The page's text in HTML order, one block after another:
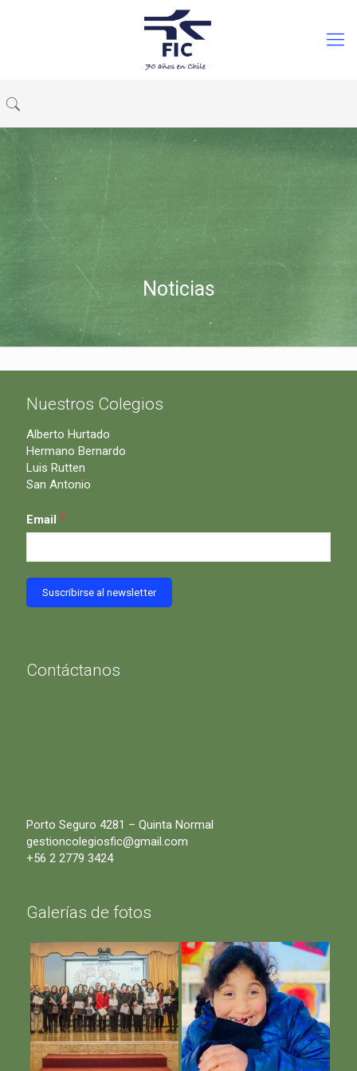
Noticias
Nuestros Colegios
Alberto Hurtado
Hermano Bernardo
Luis Rutten
San Antonio
Email *
Contáctanos
Porto Seguro 4281 – Quinta Normal
gestioncolegiosfic@gmail.com
+56 2 2779 3424
Galerías de fotos